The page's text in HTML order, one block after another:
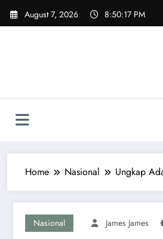
Skip
August 7, 2026 8:50:18 PM
Home Nasional Ungkap
Nasional James James